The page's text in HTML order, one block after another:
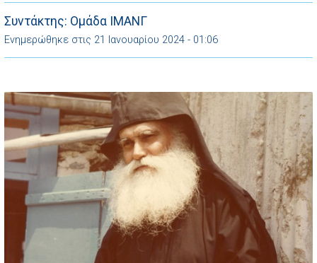
Συντάκτης: Ομάδα ΙΜΑΝΓ
Ενημερώθηκε στις 21 Ιανουαρίου 2024 - 01:06